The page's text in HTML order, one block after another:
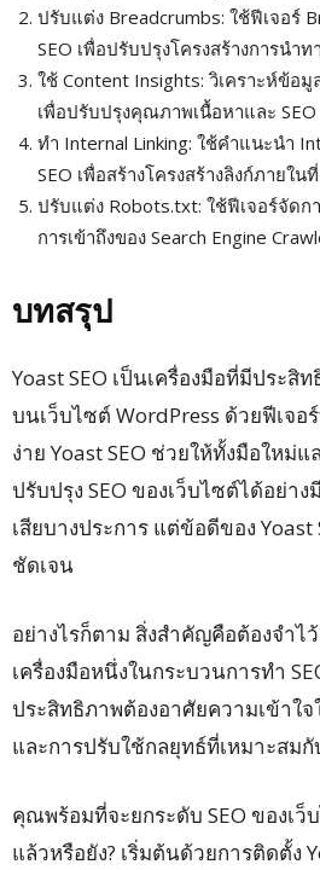
ปรับแต่ง Breadcrumbs: ใช้ฟีเจอร์
SEO เพื่อปรับปรุงโครงสร้างการนำท
ใช้ Content Insights: วิเคราะห์ข้อ
เพื่อปรับปรุงคุณภาพเนื้อหาและ SEO
ทำ Internal Linking: ใช้คำแนะนำ
SEO เพื่อสร้างโครงสร้างลิงก์ภายใน
ปรับแต่ง Robots.txt: ใช้ฟีเจอร์จัด
การเข้าถึงของ Search Engine
บทสรุป
Yoast SEO เป็นเครื่องมือที่มีประสิ
บนเว็บไซต์ WordPress ด้วยฟีเจ
ง่าย Yoast SEO ช่วยให้ทั้งมือใหม่
ปรับปรุง SEO ของเว็บไซต์ได้อย่า
เสียบางประการ แต่ข้อดีของ Yoast
ชัดเจน
อย่างไรก็ตาม สิ่งสำคัญคือต้องจำไว้
เครื่องมือหนึ่งในกระบวนการทำ
ประสิทธิภาพต้องอาศัยความเข้าใ
และการปรับใช้กลยุทธ์ที่เหมาะสม
คุณพร้อมที่จะยกระดับ SEO ของเว็
แล้วหรือยัง? เริ่มต้นด้วยการติดตั้ง